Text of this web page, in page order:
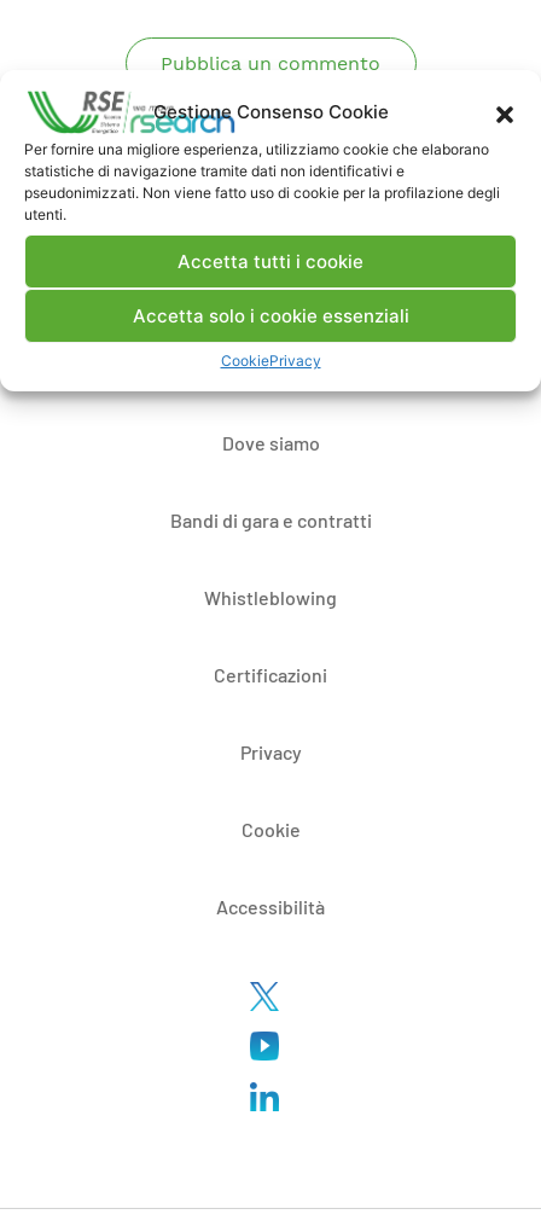
Gestione Consenso Cookie
Per fornire una migliore esperienza, utilizziamo cookie che elaborano
statistiche di navigazione tramite dati non identificativi e
pseudonimizzati. Non viene fatto uso di cookie per la profilazione degli
utenti.
Accetta tutti i cookie
Accetta solo i cookie essenziali
CookiePrivacy
Pubblica un commento
Contatti
Note Legali
Dove siamo
Bandi di gara e contratti
Whistleblowing
Certificazioni
Privacy
Cookie
Accessibilità